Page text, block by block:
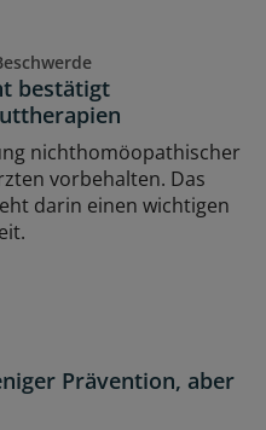
bestätigt
nichthomöopathischer
vorbehalten. Das
darin einen wichtigen
Prävention, aber